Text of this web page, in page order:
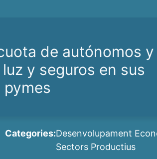
de autónomos y
y seguros en sus
Categories:Desenvolupament
Sectors Productius